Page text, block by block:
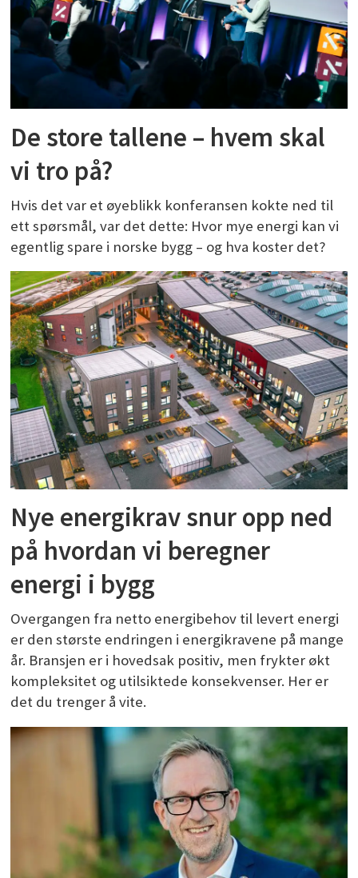
De store tallene – hvem skal
vi tro på?
Hvis det var et øyeblikk konferansen kokte ned til
ett spørsmål, var det dette: Hvor mye energi kan vi
egentlig spare i norske bygg – og hva koster det?
Nye energikrav snur opp ned
på hvordan vi beregner
energi i bygg
Overgangen fra netto energibehov til levert energi
er den største endringen i energikravene på mange
år. Bransjen er i hovedsak positiv, men frykter økt
kompleksitet og utilsiktede konsekvenser. Her er
det du trenger å vite.